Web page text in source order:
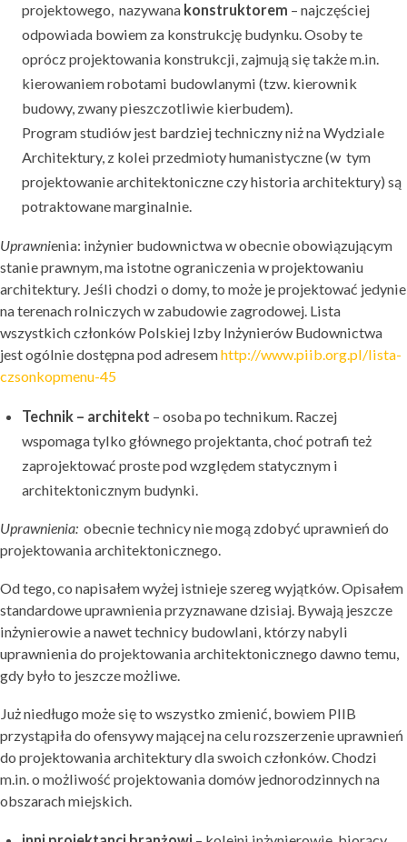
projektowego, nazywana konstruktorem – najczęściej
odpowiada bowiem za konstrukcję budynku. Osoby te
oprócz projektowania konstrukcji, zajmują się także m.in.
kierowaniem robotami budowlanymi (tzw. kierownik
budowy, zwany pieszczotliwie kierbudem).
Program studiów jest bardziej techniczny niż na Wydziale
Architektury, z kolei przedmioty humanistyczne (w tym
projektowanie architektoniczne czy historia architektury) są
potraktowane marginalnie.
Uprawnienia: inżynier budownictwa w obecnie obowiązującym
stanie prawnym, ma istotne ograniczenia w projektowaniu
architektury. Jeśli chodzi o domy, to może je projektować jedynie
na terenach rolniczych w zabudowie zagrodowej. Lista
wszystkich członków Polskiej Izby Inżynierów Budownictwa
jest ogólnie dostępna pod adresemhttp://www.piib.org.pl/lista-
czsonkopmenu-45
Technik – architekt – osoba po technikum. Raczej
wspomaga tylko głównego projektanta, choć potrafi też
zaprojektować proste pod względem statycznym i
architektonicznym budynki.
Uprawnienia: obecnie technicy nie mogą zdobyć uprawnień do
projektowania architektonicznego.
Od tego, co napisałem wyżej istnieje szereg wyjątków. Opisałem
standardowe uprawnienia przyznawane dzisiaj. Bywają jeszcze
inżynierowie a nawet technicy budowlani, którzy nabyli
uprawnienia do projektowania architektonicznego dawno temu,
gdy było to jeszcze możliwe.
Już niedługo może się to wszystko zmienić, bowiem PIIB
przystąpiła do ofensywy mającej na celu rozszerzenie uprawnień
do projektowania architektury dla swoich członków. Chodzi
m.in. o możliwość projektowania domów jednorodzinnych na
obszarach miejskich.